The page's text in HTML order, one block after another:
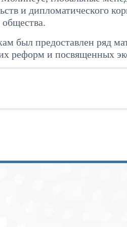
и дипломатического
общества.
был предоставлен ряд
реформ и посвященных